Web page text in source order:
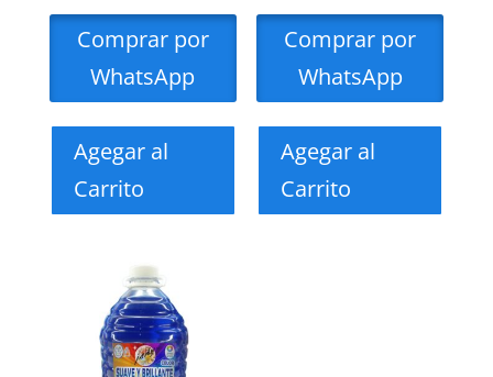
Comprar por
WhatsApp
Agegar al
Carrito
Comprar por
WhatsApp
Agegar al
Carrito